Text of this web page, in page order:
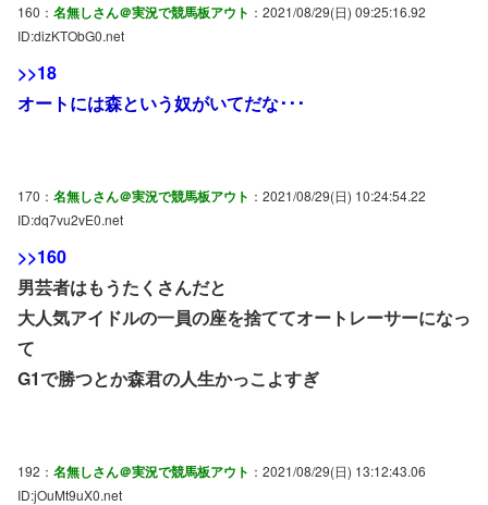
160： 名無しさん＠実況で競馬板アウト ：2021/08/29(日) 09:25:16.92
ID:dizKTObG0.net
>>18
オートには森という奴がいてだな･･･
170： 名無しさん＠実況で競馬板アウト ：2021/08/29(日) 10:24:54.22
ID:dq7vu2vE0.net
>>160
男芸者はもうたくさんだと
大人気アイドルの一員の座を捨ててオートレーサーになっ
て
G1で勝つとか森君の人生かっこよすぎ
192： 名無しさん＠実況で競馬板アウト ：2021/08/29(日) 13:12:43.06
ID:jOuMt9uX0.net